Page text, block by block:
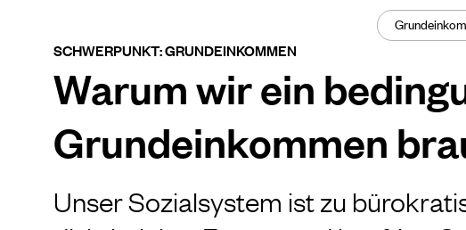
SCHWERPUNKT: GRUNDEINKOMMEN
Warum wir ein
Grundeinkommen
Unser Sozialsystem ist zu